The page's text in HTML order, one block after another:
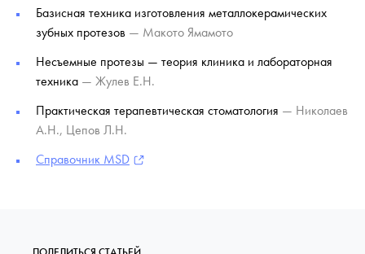
Базисная техника изготовления металлокерамических
зубных протезов — Макото Ямамото
Несъемные протезы — теория клиника и лабораторная
техника — Жулев Е.Н.
Практическая терапевтическая стоматология — Николаев
А.Н., Цепов Л.Н.
Справочник MSD